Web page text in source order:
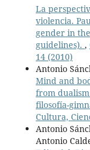
La
violencia.
gender in
guidelines). ,
14 (2010)
Antonio
Mind and
from
filosofía-
Cultura,
Antonio
Antonio